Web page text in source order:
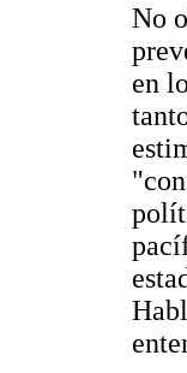
No
en